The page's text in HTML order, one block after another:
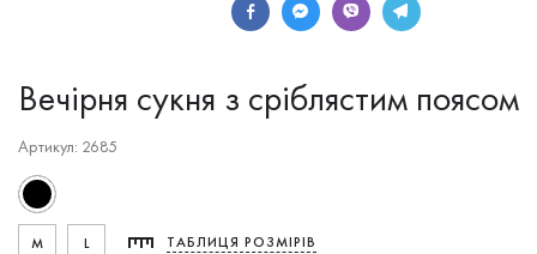
Вечірня сукня з сріблястим поясом
Артикул: 2685
M L ТАБЛИЦЯ РОЗМІРІВ